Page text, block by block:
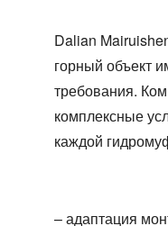
Dalian
горный объект
требования.
комплексные
каждой
– адаптация